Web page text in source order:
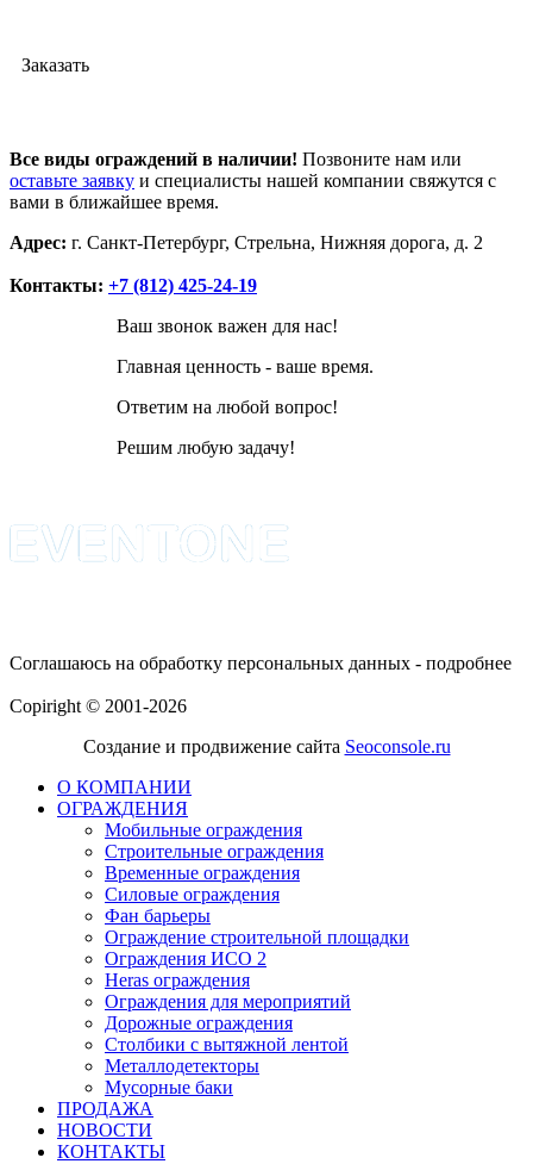
Заказать
Все виды ограждений в наличии! Позвоните нам или
оставьте заявку и специалисты нашей компании свяжутся с
вами в ближайшее время.
Адрес: г. Санкт-Петербург, Стрельна, Нижняя дорога, д. 2
Контакты: +7 (812) 425-24-19
Ваш звонок важен для нас!
Главная ценность - ваше время.
Ответим на любой вопрос!
Решим любую задачу!
Соглашаюсь на обработку персональных данных - подробнее
Copiright © 2001-2026
Создание и продвижение сайта Seoconsole.ru
О КОМПАНИИ
ОГРАЖДЕНИЯ
Мобильные ограждения
Строительные ограждения
Временные ограждения
Силовые ограждения
Фан барьеры
Ограждение строительной площадки
Ограждения ИСО 2
Heras ограждения
Ограждения для мероприятий
Дорожные ограждения
Столбики с вытяжной лентой
Металлодетекторы
Мусорные баки
ПРОДАЖА
НОВОСТИ
КОНТАКТЫ